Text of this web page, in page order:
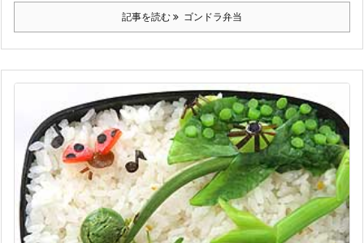
記事を読む ゴンドラ弁当